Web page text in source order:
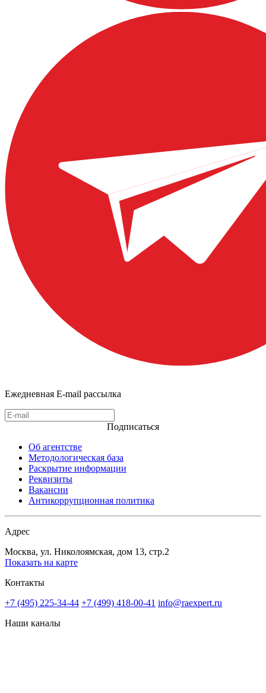
Ежедневная E-mail рассылка
Подписаться
Об агентстве
Методологическая база
Раскрытие информации
Реквизиты
Вакансии
Антикоррупционная политика
Адрес
Москва, ул. Николоямская, дом 13, стр.2
Показать на карте
Контакты
+7 (495) 225-34-44 +7 (499) 418-00-41 info@raexpert.ru
Наши каналы